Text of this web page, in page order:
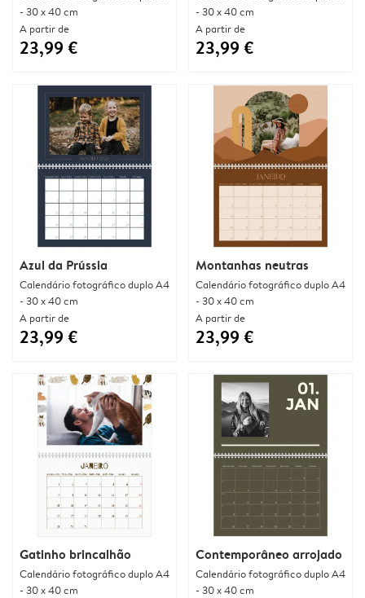
- 30 x 40 cm
A partir de
23,99 €
- 30 x 40 cm
A partir de
23,99 €
Azul da Prússia
Calendário fotográfico duplo A4
- 30 x 40 cm
A partir de
23,99 €
Montanhas neutras
Calendário fotográfico duplo A4
- 30 x 40 cm
A partir de
23,99 €
Gatinho brincalhão
Calendário fotográfico duplo A4
- 30 x 40 cm
Contemporâneo arrojado
Calendário fotográfico duplo A4
- 30 x 40 cm